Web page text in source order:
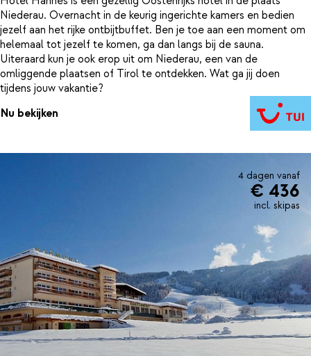
Niederau. Overnacht in de keurig ingerichte kamers en bedien
jezelf aan het rijke ontbijtbuffet. Ben je toe aan een moment om
helemaal tot jezelf te komen, ga dan langs bij de sauna.
Uiteraard kun je ook erop uit om Niederau, een van de
omliggende plaatsen of Tirol te ontdekken. Wat ga jij doen
tijdens jouw vakantie?
Nu bekijken
4 dagen vanaf
€ 436
incl. skipas